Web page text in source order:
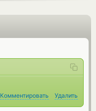
Комментировать Удалить